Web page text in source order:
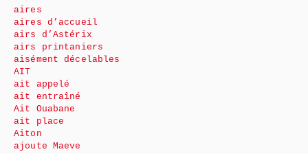
aires
aires d’accueil
airs d’Astérix
airs printaniers
aisément décelables
AIT
ait appelé
ait entraîné
Ait Ouabane
ait place
Aiton
ajoute Maeve